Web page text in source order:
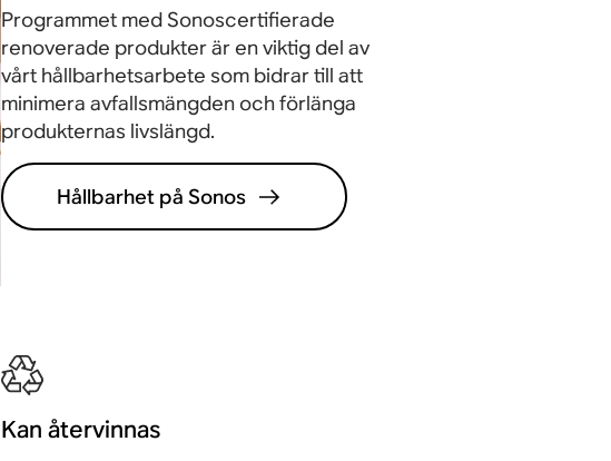
Användningsavkännin
g
Fungerar med Apple
och Android
Programmet med Sonoscertifierade
renoverade produkter är en viktig del av
vårt hållbarhetsarbete som bidrar till att
minimera avfallsmängden och förlänga
produkternas livslängd.
Hållbarhet på Sonos
Kan återvinnas